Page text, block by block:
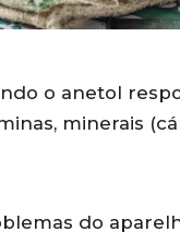
o anetol
minerais
do